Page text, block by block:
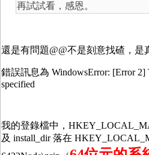
再試試看，感恩。
還是有問題@@不是刻意找碴，
錯誤訊息為 WindowsError: [Error 2]
specified
我的登錄檔中，
及 install_dir 落在